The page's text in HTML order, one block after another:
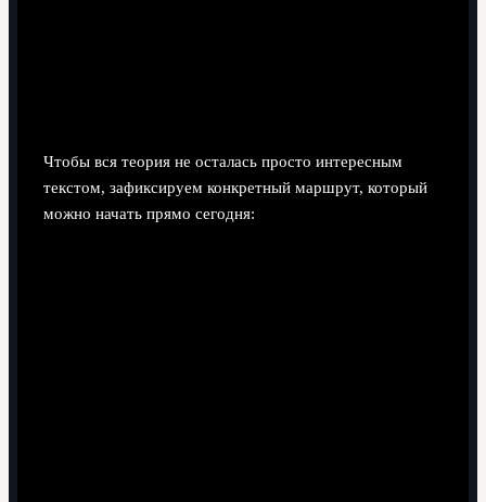
Чтобы вся теория не осталась просто интересным
текстом, зафиксируем конкретный маршрут, который
можно начать прямо сегодня: